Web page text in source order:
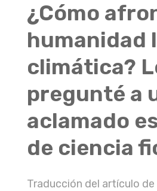
¿Cómo
humanidad
climática?
pregunté a
aclamado
de ciencia
Traducción del artículo